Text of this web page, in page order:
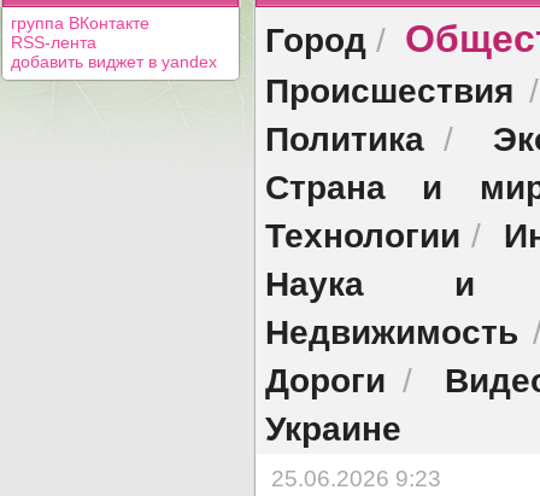
группа ВКонтакте
RSS-лента
добавить виджет в yandex
Город /
Происшествия
Политика /
Страна и
Технологии /
Наука и
Недвижимость
Дороги /
Украине
25.06.2026 9:23